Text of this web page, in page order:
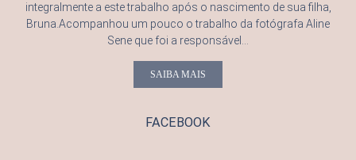
integralmente a este trabalho após o nascimento de sua filha,
Bruna.Acompanhou um pouco o trabalho da fotógrafa Aline
Sene que foi a responsável...
SAIBA MAIS
FACEBOOK